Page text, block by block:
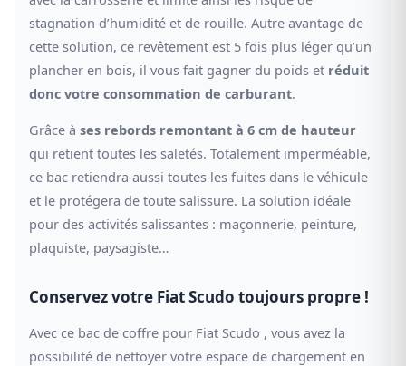
stagnation d’humidité et de rouille. Autre avantage de
cette solution, ce revêtement est 5 fois plus léger qu’un
plancher en bois, il vous fait gagner du poids et réduit
donc votre consommation de carburant.
Grâce à ses rebords remontant à 6 cm de hauteur
qui retient toutes les saletés. Totalement imperméable,
ce bac retiendra aussi toutes les fuites dans le véhicule
et le protégera de toute salissure. La solution idéale
pour des activités salissantes : maçonnerie, peinture,
plaquiste, paysagiste…
Conservez votre Fiat Scudo toujours propre !
Avec ce bac de coffre pour Fiat Scudo , vous avez la
possibilité de nettoyer votre espace de chargement en